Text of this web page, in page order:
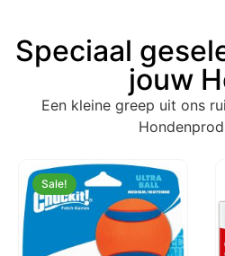
Speciaal
jouw
Een kleine greep uit ons
Sale!